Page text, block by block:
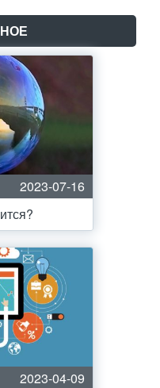
2023-07-16
2023-04-09